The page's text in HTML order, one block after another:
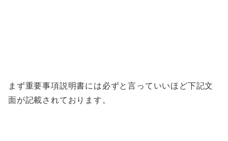
まず重要事項説明書には必ずと言っていいほど下記文
面が記載されております。